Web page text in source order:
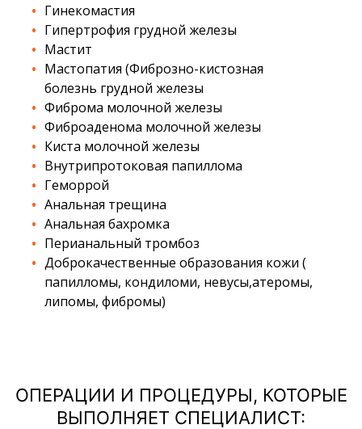
Гинекомастия
Гипертрофия грудной железы
Мастит
Мастопатия (Фиброзно-кистозная
болезнь грудной железы
Фиброма молочной железы
Фиброаденома молочной железы
Киста молочной железы
Внутрипротоковая папиллома
Геморрой
Анальная трещина
Анальная бахромка
Перианальный тромбоз
Доброкачественные образования кожи (
папилломы, кондиломи, невусы,атеромы,
липомы, фибромы)
ОПЕРАЦИИ И ПРОЦЕДУРЫ, КОТОРЫЕ
ВЫПОЛНЯЕТ СПЕЦИАЛИСТ: